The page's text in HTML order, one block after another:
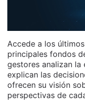
Accede a los
principales fondos
gestores analizan la
explican las
ofrecen su visión
perspectivas de